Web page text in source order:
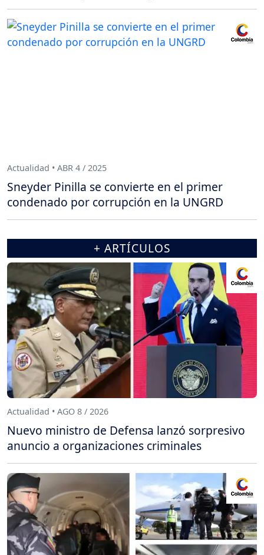
Actualidad • ABR 4 / 2025
Sneyder Pinilla se convierte en el primer
condenado por corrupción en la UNGRD
+ ARTÍCULOS
Actualidad • AGO 8 / 2026
Nuevo ministro de Defensa lanzó sorpresivo
anuncio a organizaciones criminales